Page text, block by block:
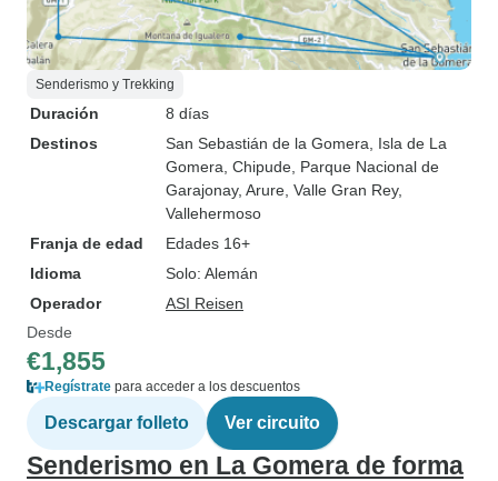
Senderismo y Trekking
Duración
8 días
Destinos
San Sebastián de la Gomera , Isla de La
Gomera , Chipude , Parque Nacional de
Garajonay, Arure , Valle Gran Rey,
Vallehermoso
Franja de edad
Edades 16+
Idioma
Solo: Alemán
Operador
ASI Reisen
Desde
€1,855
Regístrate para acceder a los descuentos
Descargar folleto Ver circuito
Senderismo en La Gomera de forma